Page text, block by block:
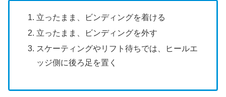
立ったまま、ビンディングを着ける
立ったまま、ビンディングを外す
スケーティングやリフト待ちでは、ヒールエ
ッジ側に後ろ足を置く